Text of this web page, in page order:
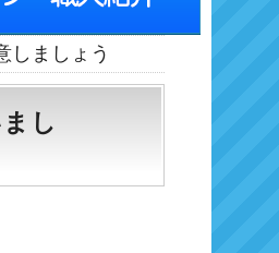
しましょう
し